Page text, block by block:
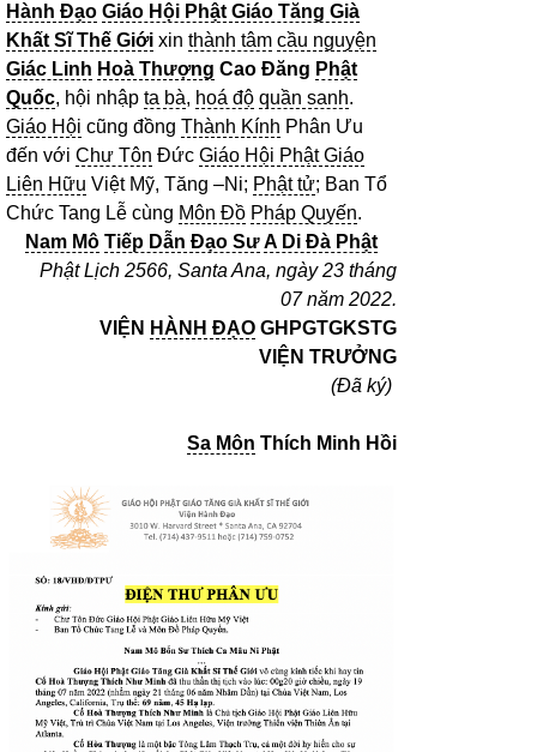
Hành Đạo Giáo Hội Phật Giáo Tăng Già
Khất Sĩ Thế Giới xin thành tâm cầu nguyện
Giác Linh Hoà Thượng Cao Đăng Phật
Quốc, hội nhập ta bà, hoá độ quần sanh.
Giáo Hội cũng đồng Thành Kính Phân Ưu
đến với Chư Tôn Đức Giáo Hội Phật Giáo
Liên Hữu Việt Mỹ, Tăng –Ni; Phật tử; Ban Tổ
Chức Tang Lễ cùng Môn Đồ Pháp Quyến.
Nam Mô Tiếp Dẫn Đạo SưA Di Đà Phật
Phật Lịch 2566, Santa Ana, ngày 23 tháng
07 năm 2022.
VIỆN HÀNH ĐẠO GHPGTGKSTG
VIỆN TRƯỞNG
(Đã ký)
Sa Môn Thích Minh Hồi